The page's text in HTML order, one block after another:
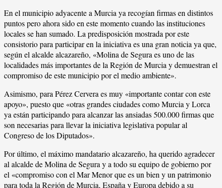
En el municipio adyacente a Murcia ya recogían firmas en distintos
puntos pero ahora sido en este momento cuando las instituciones
locales se han sumado. La predisposición mostrada por este
consistorio para participar en la iniciativa es una gran noticia ya que,
según el alcalde alcazareño, «Molina de Segura es uno de las
localidades más importantes de la Región de Murcia y demuestran el
compromiso de este municipio por el medio ambiente».
Asimismo, para Pérez Cervera es muy «importante contar con este
apoyo», puesto que «otras grandes ciudades como Murcia y Lorca
ya están participando para alcanzar las ansiadas 500.000 firmas que
son necesarias para llevar la iniciativa legislativa popular al
Congreso de los Diputados».
Por último, el máximo mandatario alcazareño, ha querido agradecer
al alcalde de Molina de Segura y a todo su equipo de gobierno por
el «compromiso con el Mar Menor que es un bien y un patrimonio
para toda la Región de Murcia, España y Europa debido a su